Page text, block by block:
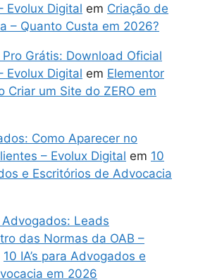
Evolux Digital em Criação de
– Quanto Custa em 2026?
Grátis: Download Oficial
Evolux Digital em Elementor
Criar um Site do ZERO em
Como Aparecer no
– Evolux Digital em 10
e Escritórios de Advocacia
Leads
das Normas da OAB –
10 IA’s para Advogados e
em 2026